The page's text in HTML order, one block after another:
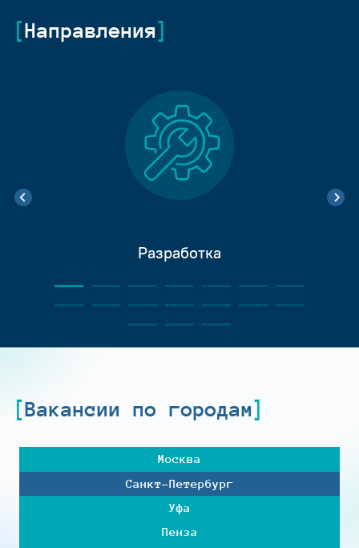
Направления
Разработка
Вакансии по городам
Москва
Санкт-Петербург
Уфа
Пенза